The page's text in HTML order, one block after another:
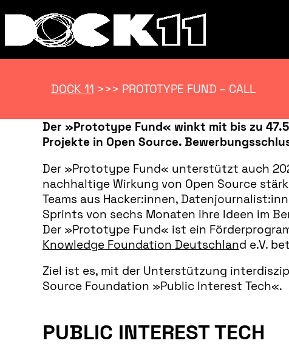
DOCK 11 >>> PROTOTYPE FUND – CALL
Der »Prototype Fund« winkt mit bis zu
Projekte in Open Source.
Der »Prototype Fund« unterstützt auch
nachhaltige Wirkung von Open Source
Teams aus Hacker:innen,
Sprints von sechs Monaten ihre Ideen im
Der »Prototype Fund« ist ein
Knowledge Foundation Deutschland e.V.
Ziel ist es, mit der Unterstützung
Source Foundation »Public Interest Tech«.
PUBLIC INTEREST TECH